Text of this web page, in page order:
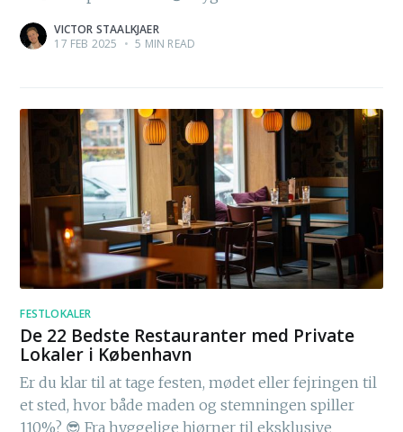
VICTOR STAALKJAER
17 FEB 2025 • 5 MIN READ
FESTLOKALER
De 22 Bedste Restauranter med Private
Lokaler i København
Er du klar til at tage festen, mødet eller fejringen til
et sted, hvor både maden og stemningen spiller
110%? 😎 Fra hyggelige hjørner til eksklusive